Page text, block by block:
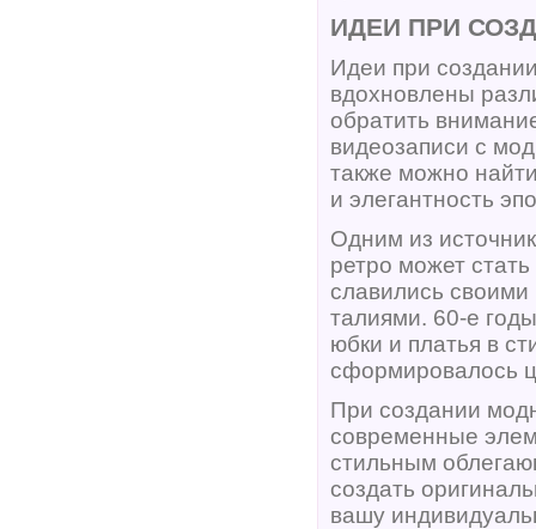
ИДЕИ ПРИ
Идеи при
вдохновлены
обратить
видеозаписи с
также можно
и элегантность
Одним из
ретро может
славились
талиями. 60-е
юбки и платья в
сформировалось
При создании
современные
стильным
создать
вашу